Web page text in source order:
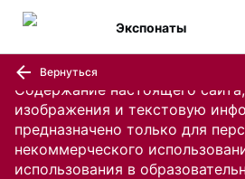
Содержание настоящего
изображения и текстовую
предназначено только для
некоммерческого
использования в
Экспонаты
Вернуться